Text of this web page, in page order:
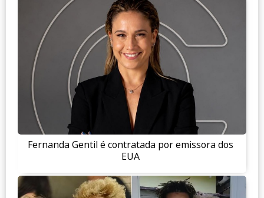
Fernanda Gentil é contratada por emissora dos
EUA